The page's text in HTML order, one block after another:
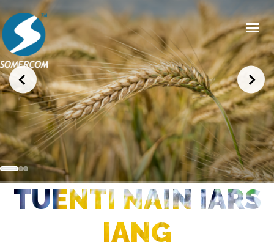
HOME
CHI SIAMO
PRODOTTI
MERCATI
NEWS/EVENTI
CONDIZIONI GENERALI DI VENDITA
TUENTI NAIN IARS
IANG